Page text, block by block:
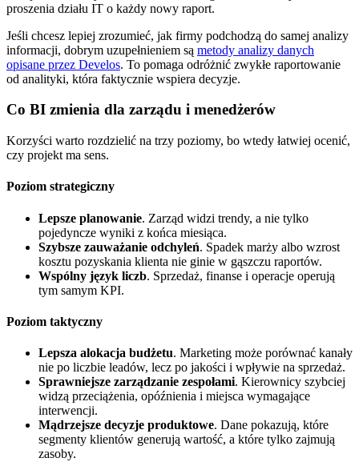
proszenia działu IT o każdy nowy raport.
Jeśli chcesz lepiej zrozumieć, jak firmy podchodzą do samej analizy
informacji, dobrym uzupełnieniem są metody analizy danych
opisane przez Develos. To pomaga odróżnić zwykłe raportowanie
od analityki, która faktycznie wspiera decyzje.
Co BI zmienia dla zarządu i menedżerów
Korzyści warto rozdzielić na trzy poziomy, bo wtedy łatwiej ocenić,
czy projekt ma sens.
Poziom strategiczny
Lepsze planowanie. Zarząd widzi trendy, a nie tylko
pojedyncze wyniki z końca miesiąca.
Szybsze zauważanie odchyleń. Spadek marży albo wzrost
kosztu pozyskania klienta nie ginie w gąszczu raportów.
Wspólny język liczb. Sprzedaż, finanse i operacje operują
tym samym KPI.
Poziom taktyczny
Lepsza alokacja budżetu. Marketing może porównać kanały
nie po liczbie leadów, lecz po jakości i wpływie na sprzedaż.
Sprawniejsze zarządzanie zespołami. Kierownicy szybciej
widzą przeciążenia, opóźnienia i miejsca wymagające
interwencji.
Mądrzejsze decyzje produktowe. Dane pokazują, które
segmenty klientów generują wartość, a które tylko zajmują
zasoby.